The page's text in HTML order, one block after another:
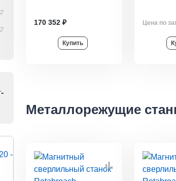
170 352 ₽
Купить
Цена по
Металлорежущие